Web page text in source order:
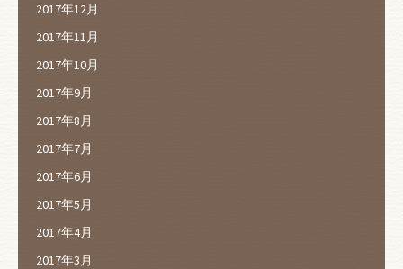
2017年12月
2017年11月
2017年10月
2017年9月
2017年8月
2017年7月
2017年6月
2017年5月
2017年4月
2017年3月